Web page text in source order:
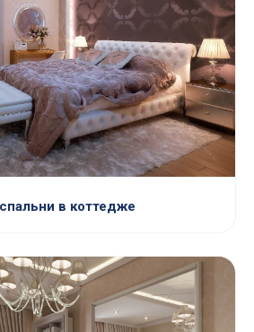
в коттедже